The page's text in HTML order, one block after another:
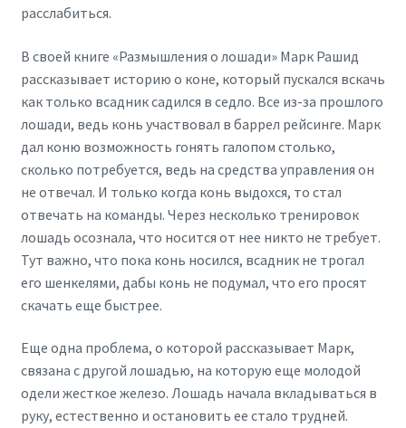
расслабиться.
В своей книге «Размышления о лошади» Марк Рашид
рассказывает историю о коне, который пускался вскачь
как только всадник садился в седло. Все из-за прошлого
лошади, ведь конь участвовал в баррел рейсинге. Марк
дал коню возможность гонять галопом столько,
сколько потребуется, ведь на средства управления он
не отвечал. И только когда конь выдохся, то стал
отвечать на команды. Через несколько тренировок
лошадь осознала, что носится от нее никто не требует.
Тут важно, что пока конь носился, всадник не трогал
его шенкелями, дабы конь не подумал, что его просят
скачать еще быстрее.
Еще одна проблема, о которой рассказывает Марк,
связана с другой лошадью, на которую еще молодой
одели жесткое железо. Лошадь начала вкладываться в
руку, естественно и остановить ее стало трудней.